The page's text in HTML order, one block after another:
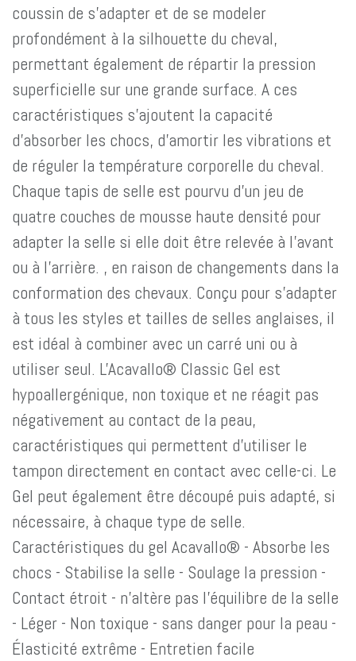
coussin de s'adapter et de se modeler
profondément à la silhouette du cheval,
permettant également de répartir la pression
superficielle sur une grande surface. A ces
caractéristiques s'ajoutent la capacité
d'absorber les chocs, d'amortir les vibrations et
de réguler la température corporelle du cheval.
Chaque tapis de selle est pourvu d'un jeu de
quatre couches de mousse haute densité pour
adapter la selle si elle doit être relevée à l'avant
ou à l'arrière. , en raison de changements dans la
conformation des chevaux. Conçu pour s'adapter
à tous les styles et tailles de selles anglaises, il
est idéal à combiner avec un carré uni ou à
utiliser seul. L'Acavallo® Classic Gel est
hypoallergénique, non toxique et ne réagit pas
négativement au contact de la peau,
caractéristiques qui permettent d'utiliser le
tampon directement en contact avec celle-ci. Le
Gel peut également être découpé puis adapté, si
nécessaire, à chaque type de selle.
Caractéristiques du gel Acavallo® - Absorbe les
chocs - Stabilise la selle - Soulage la pression -
Contact étroit - n'altère pas l'équilibre de la selle
- Léger - Non toxique - sans danger pour la peau -
Élasticité extrême - Entretien facile